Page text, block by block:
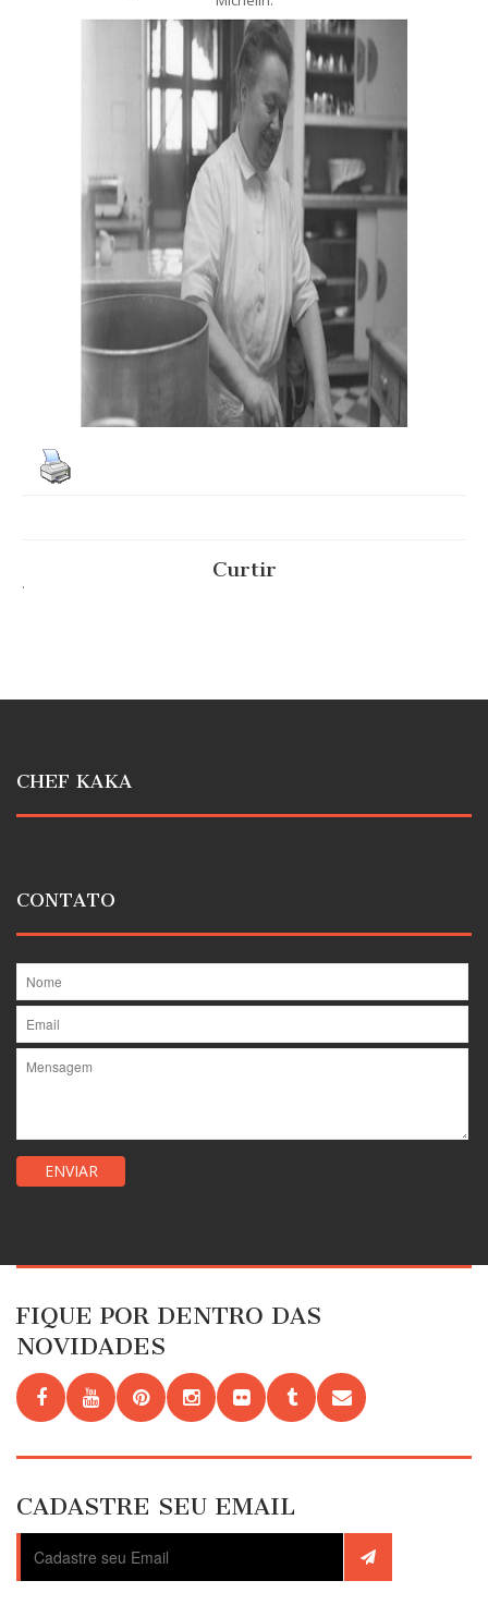
Curtir
.
CHEF KAKA
CONTATO
FIQUE POR DENTRO DAS
NOVIDADES
CADASTRE SEU EMAIL